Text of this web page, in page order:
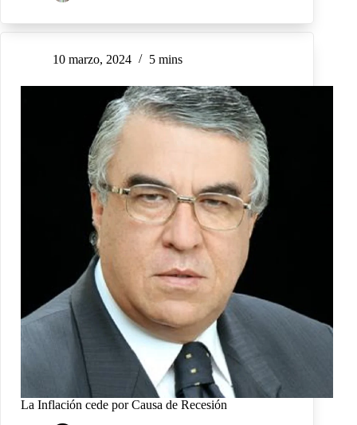
10 marzo, 2024 5 mins
La Inflación cede por Causa de Recesión